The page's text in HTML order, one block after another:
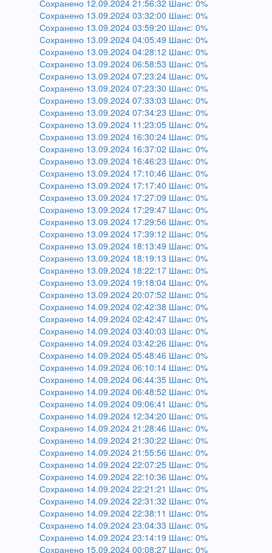
Сохранено 12.09.2024 21:56:32 Шанс: 0%
Сохранено 13.09.2024 03:32:00 Шанс: 0%
Сохранено 13.09.2024 03:59:20 Шанс: 0%
Сохранено 13.09.2024 04:05:49 Шанс: 0%
Сохранено 13.09.2024 04:28:12 Шанс: 0%
Сохранено 13.09.2024 06:58:53 Шанс: 0%
Сохранено 13.09.2024 07:23:24 Шанс: 0%
Сохранено 13.09.2024 07:23:30 Шанс: 0%
Сохранено 13.09.2024 07:33:03 Шанс: 0%
Сохранено 13.09.2024 07:34:23 Шанс: 0%
Сохранено 13.09.2024 11:23:05 Шанс: 0%
Сохранено 13.09.2024 16:30:24 Шанс: 0%
Сохранено 13.09.2024 16:37:02 Шанс: 0%
Сохранено 13.09.2024 16:46:23 Шанс: 0%
Сохранено 13.09.2024 17:10:46 Шанс: 0%
Сохранено 13.09.2024 17:17:40 Шанс: 0%
Сохранено 13.09.2024 17:27:09 Шанс: 0%
Сохранено 13.09.2024 17:29:47 Шанс: 0%
Сохранено 13.09.2024 17:29:56 Шанс: 0%
Сохранено 13.09.2024 17:39:12 Шанс: 0%
Сохранено 13.09.2024 18:13:49 Шанс: 0%
Сохранено 13.09.2024 18:19:13 Шанс: 0%
Сохранено 13.09.2024 18:22:17 Шанс: 0%
Сохранено 13.09.2024 19:18:04 Шанс: 0%
Сохранено 13.09.2024 20:07:52 Шанс: 0%
Сохранено 14.09.2024 02:42:38 Шанс: 0%
Сохранено 14.09.2024 02:42:47 Шанс: 0%
Сохранено 14.09.2024 03:40:03 Шанс: 0%
Сохранено 14.09.2024 03:42:26 Шанс: 0%
Сохранено 14.09.2024 05:48:46 Шанс: 0%
Сохранено 14.09.2024 06:10:14 Шанс: 0%
Сохранено 14.09.2024 06:44:35 Шанс: 0%
Сохранено 14.09.2024 06:48:52 Шанс: 0%
Сохранено 14.09.2024 09:06:41 Шанс: 0%
Сохранено 14.09.2024 12:34:20 Шанс: 0%
Сохранено 14.09.2024 21:28:46 Шанс: 0%
Сохранено 14.09.2024 21:30:22 Шанс: 0%
Сохранено 14.09.2024 21:55:56 Шанс: 0%
Сохранено 14.09.2024 22:07:25 Шанс: 0%
Сохранено 14.09.2024 22:10:36 Шанс: 0%
Сохранено 14.09.2024 22:21:21 Шанс: 0%
Сохранено 14.09.2024 22:31:32 Шанс: 0%
Сохранено 14.09.2024 22:38:11 Шанс: 0%
Сохранено 14.09.2024 23:04:33 Шанс: 0%
Сохранено 14.09.2024 23:14:19 Шанс: 0%
Сохранено 15.09.2024 00:08:27 Шанс: 0%